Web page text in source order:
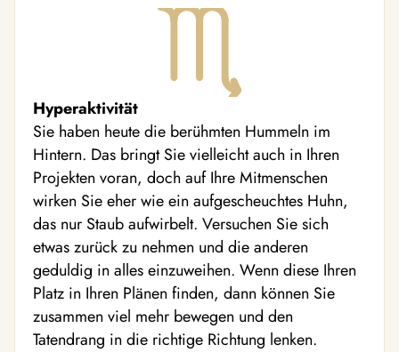
Hyperaktivität
Sie haben heute die berühmten Hummeln im
Hintern. Das bringt Sie vielleicht auch in Ihren
Projekten voran, doch auf Ihre Mitmenschen
wirken Sie eher wie ein aufgescheuchtes Huhn,
das nur Staub aufwirbelt. Versuchen Sie sich
etwas zurück zu nehmen und die anderen
geduldig in alles einzuweihen. Wenn diese Ihren
Platz in Ihren Plänen finden, dann können Sie
zusammen viel mehr bewegen und den
Tatendrang in die richtige Richtung lenken.